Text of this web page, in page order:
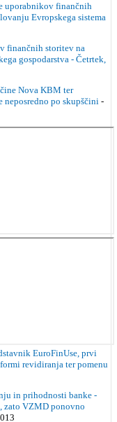
uporabnikov finančnih
Evropskega sistema
finančnih storitev na
gospodarstva - Četrtek,
Nova KBM ter
neposredno po skupščini -
EuroFinUse, prvi
revidiranja ter pomenu
in prihodnosti banke -
zato VZMD ponovno